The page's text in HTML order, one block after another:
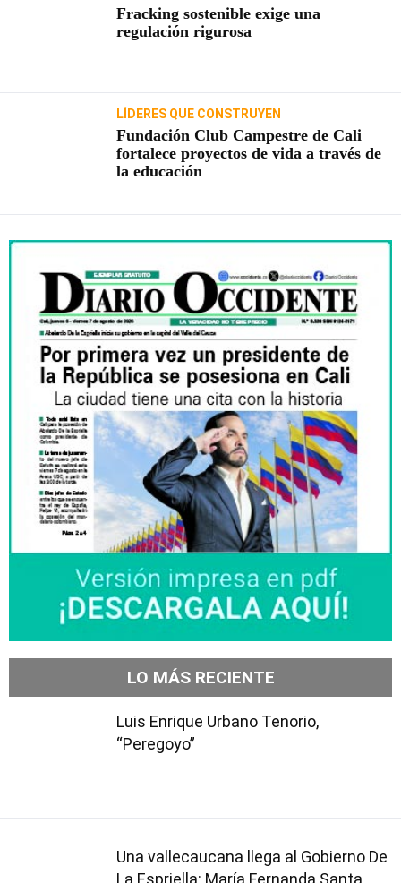
Fracking sostenible exige una
regulación rigurosa
LÍDERES QUE CONSTRUYEN
Fundación Club Campestre de Cali
fortalece proyectos de vida a través de
la educación
LO MÁS RECIENTE
Luis Enrique Urbano Tenorio,
“Peregoyo”
Una vallecaucana llega al Gobierno De
La Espriella: María Fernanda Santa,